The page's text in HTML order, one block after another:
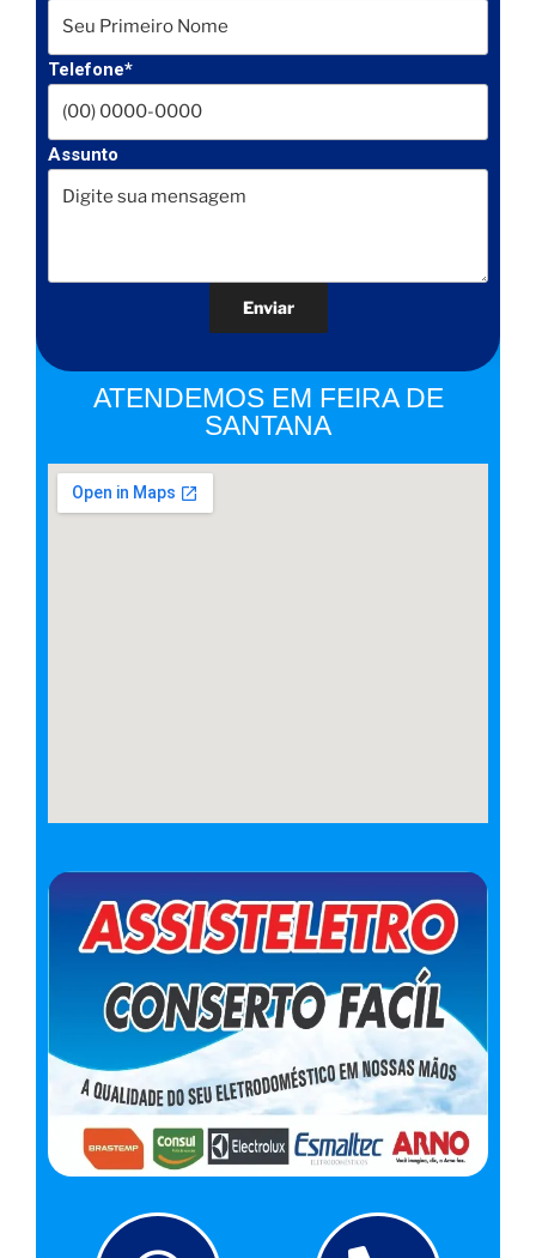
Telefone*
Assunto
ATENDEMOS EM FEIRA DE
SANTANA